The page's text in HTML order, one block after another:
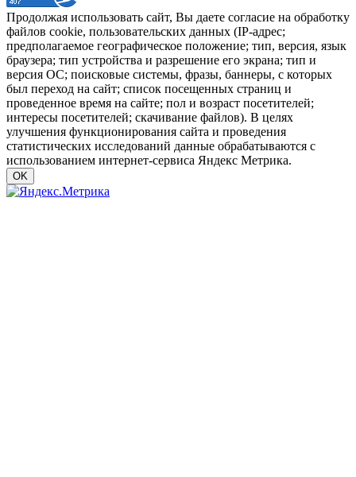
Продолжая использовать сайт, Вы даете согласие на обработку
файлов cookie, пользовательских данных (IP-адрес;
предполагаемое географическое положение; тип, версия, язык
браузера; тип устройства и разрешение его экрана; тип и
версия ОС; поисковые системы, фразы, баннеры, с которых
был переход на сайт; список посещенных страниц и
проведенное время на сайте; пол и возраст посетителей;
интересы посетителей; скачивание файлов). В целях
улучшения функционирования сайта и проведения
статистических исследований данные обрабатываются с
использованием интернет-сервиса Яндекс Метрика.
OK